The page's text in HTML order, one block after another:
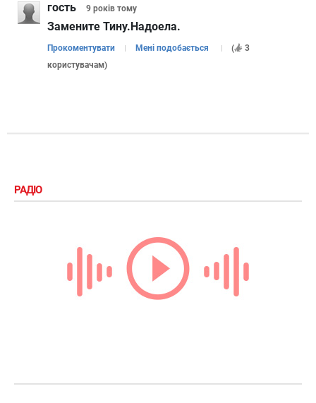
гость 9 років тому
Замените Тину.Надоела.
Прокоментувати Мені подобається (
3
користувачам)
РАДІО